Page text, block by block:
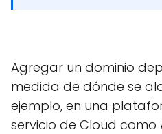
Agregar un dominio
medida de dónde se
ejemplo, en una
servicio de Cloud como